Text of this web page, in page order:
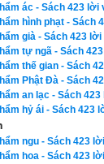
người nào
gian tham
giàu sang…
ngàn
ác - Sách 423 lời
hình phạt - Sách
già - Sách 423
tự ngã - Sách
thế gian - Sách
Phật Đà - Sách
an lạc - Sách
hỷ ái - Sách 423
ngu - Sách 423
hoa - Sách 423